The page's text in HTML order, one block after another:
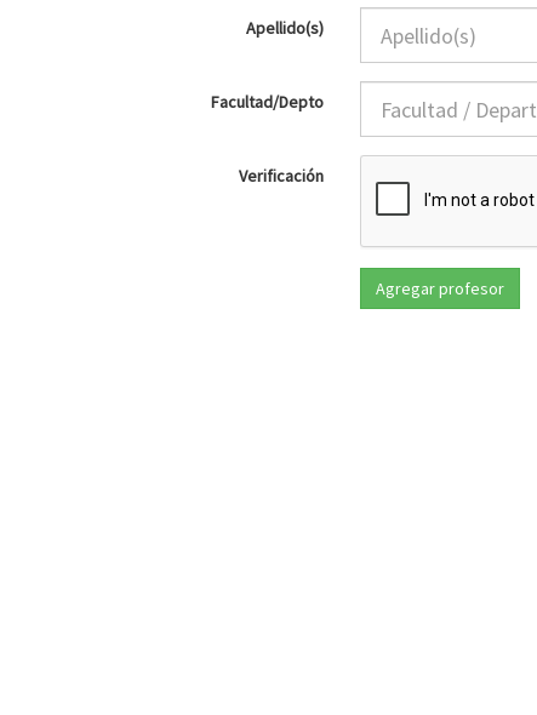
Apellido(s)
Facultad/Depto
Verificación